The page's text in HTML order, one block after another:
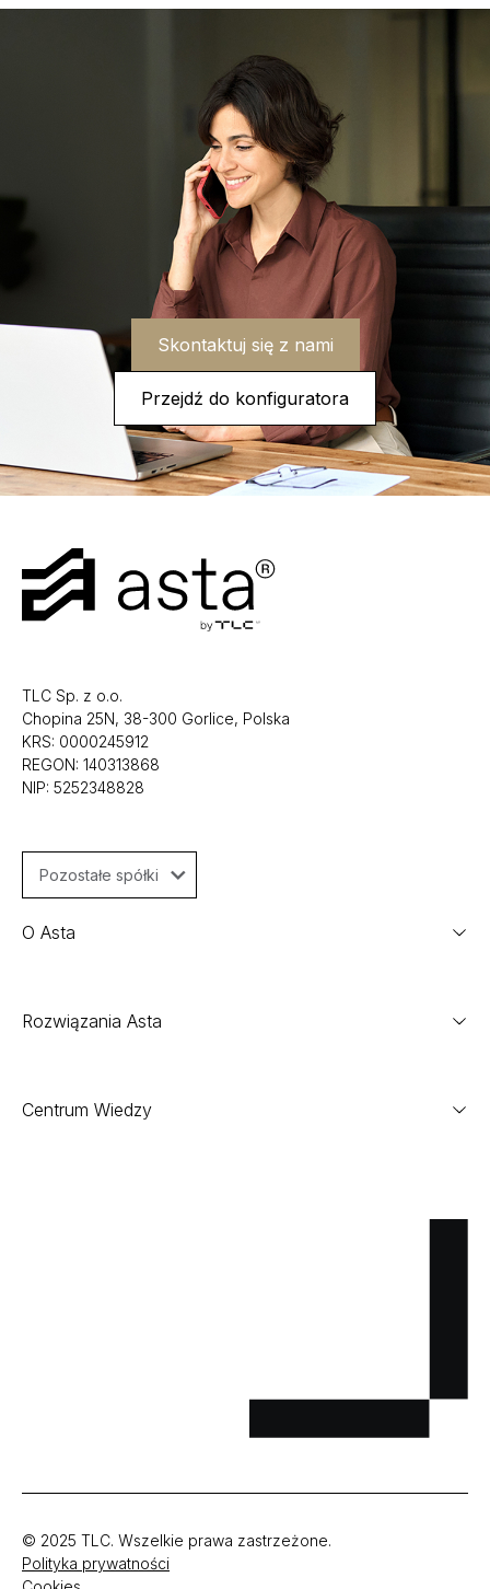
Skontaktuj się z nami
Przejdź do konfiguratora
TLC Sp. z o.o.
Chopina 25N, 38-300 Gorlice, Polska
KRS: 0000245912
REGON: 140313868
NIP: 5252348828
Pozostałe spółki
O Asta
Rozwiązania Asta
Centrum Wiedzy
© 2025 TLC. Wszelkie prawa zastrzeżone.
Polityka prywatności